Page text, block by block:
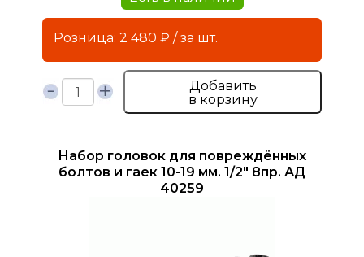
Розница: 2 480 ₽ / за шт.
Добавить
в корзину
Набор головок для повреждённых
болтов и гаек 10-19 мм. 1/2" 8пр. АД
40259